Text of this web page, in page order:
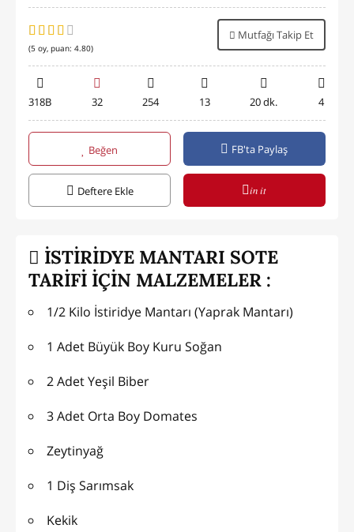
(5 oy, puan: 4.80)
Mutfağı Takip Et
318B 32 254 13 20 dk. 4
Beğen FB'ta Paylaş
Deftere Ekle in it
İSTİRİDYE MANTARI SOTE
TARİFİ İÇİN MALZEMELER :
1/2 Kilo İstiridye Mantarı (Yaprak Mantarı)
1 Adet Büyük Boy Kuru Soğan
2 Adet Yeşil Biber
3 Adet Orta Boy Domates
Zeytinyağ
1 Diş Sarımsak
Kekik